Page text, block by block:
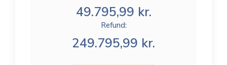
49.795,99 kr.
Refund:
249.795,99 kr.